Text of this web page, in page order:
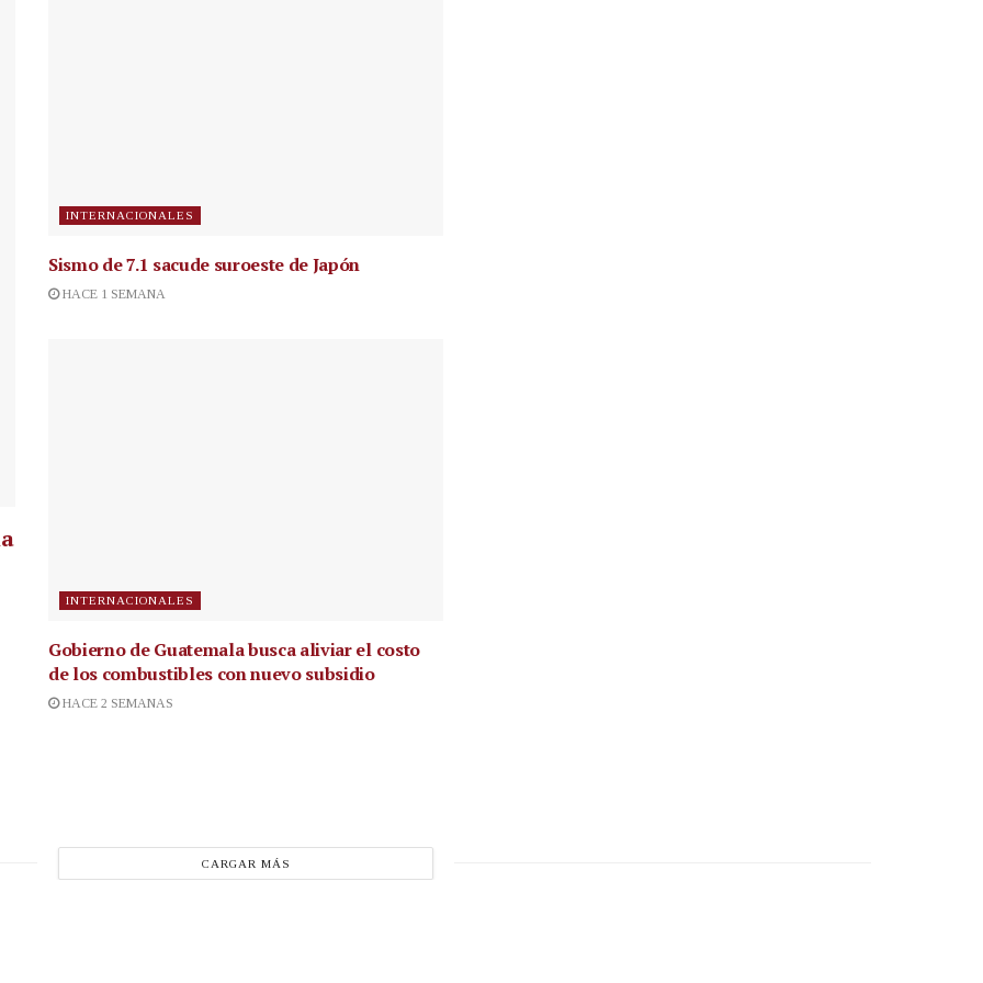
INTERNACIONALES
Sismo de 7.1 sacude suroeste de Japón
HACE 1 SEMANA
INTERNACIONALES
Gobierno de Guatemala busca aliviar el costo
de los combustibles con nuevo subsidio
HACE 2 SEMANAS
CARGAR MÁS